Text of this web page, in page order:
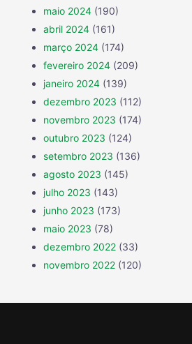
maio 2024 (190)
abril 2024 (161)
março 2024 (174)
fevereiro 2024 (209)
janeiro 2024 (139)
dezembro 2023 (112)
novembro 2023 (174)
outubro 2023 (124)
setembro 2023 (136)
agosto 2023 (145)
julho 2023 (143)
junho 2023 (173)
maio 2023 (78)
dezembro 2022 (33)
novembro 2022 (120)